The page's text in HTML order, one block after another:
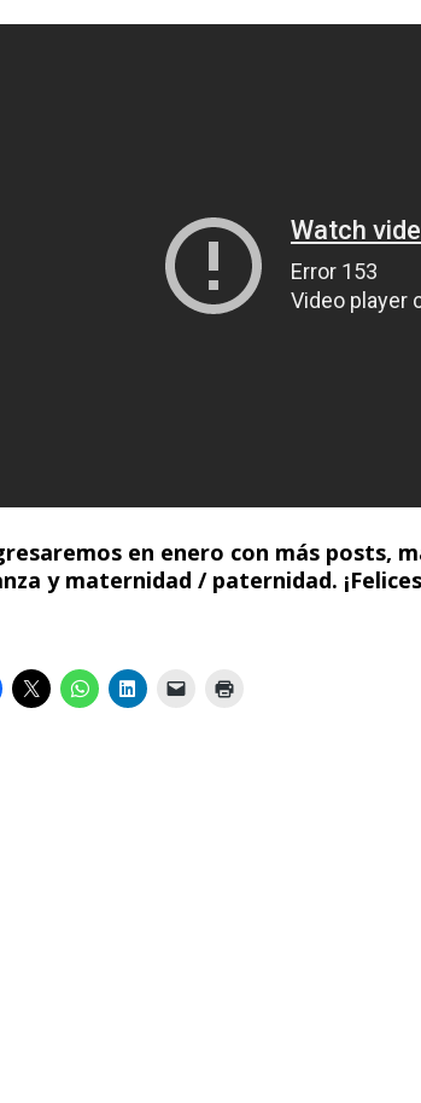
en enero con más posts,
y maternidad / paternidad.